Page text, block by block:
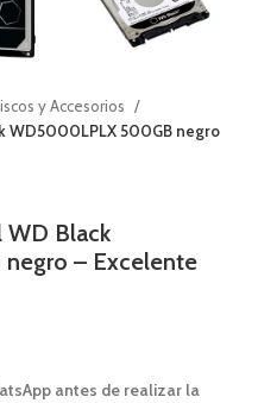
y Accesorios
WD5000LPLX 500GB negro
WD Black
– Excelente
antes de realizar la